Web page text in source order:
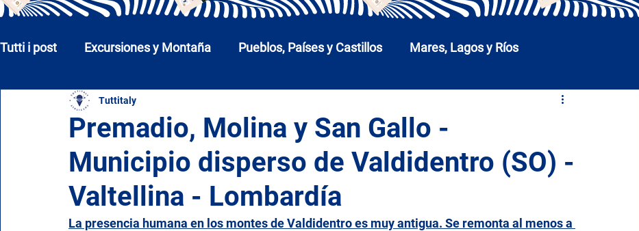
Tutti i post Excursiones y Montaña Pueblos, Países y Castillos Mares, Lagos y Ríos
Iglesias, Monumentos y Museos Calabria
Campania Emilia Romaña Friuli-Venecia Julia Lacio Liguria Lombardía
Premadio, Molina y San Gallo -
Municipio disperso de Valdidentro (SO) -
Valtellina - Lombardía
Tuttitaly
La presencia humana en los montes de Valdidentro es muy antigua. Se remonta al menos a